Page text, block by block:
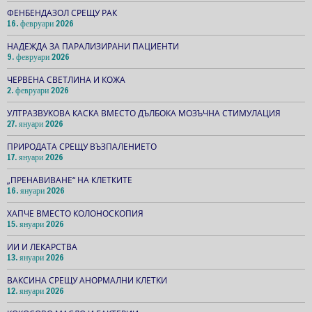
ФЕНБЕНДАЗОЛ СРЕЩУ РАК
16. февруари 2026
НАДЕЖДА ЗА ПАРАЛИЗИРАНИ ПАЦИЕНТИ
9. февруари 2026
ЧЕРВЕНА СВЕТЛИНА И КОЖА
2. февруари 2026
УЛТРАЗВУКОВА КАСКА ВМЕСТО ДЪЛБОКА МОЗЪЧНА СТИМУЛАЦИЯ
27. януари 2026
ПРИРОДАТА СРЕЩУ ВЪЗПАЛЕНИЕТО
17. януари 2026
„ПРЕНАВИВАНЕ“ НА КЛЕТКИТЕ
16. януари 2026
ХАПЧЕ ВМЕСТО КОЛОНОСКОПИЯ
15. януари 2026
ИИ И ЛЕКАРСТВА
13. януари 2026
ВАКСИНА СРЕЩУ АНОРМАЛНИ КЛЕТКИ
12. януари 2026